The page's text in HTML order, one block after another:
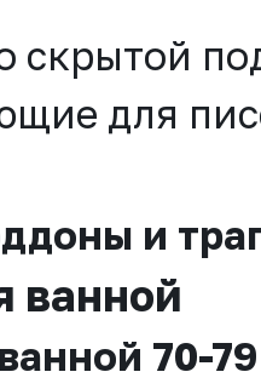
скрытой
для
и
ванной
70-